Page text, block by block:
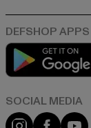
Instagram